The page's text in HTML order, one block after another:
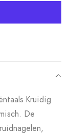
Kruidig
De